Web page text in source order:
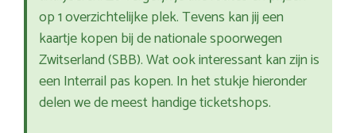
op 1 overzichtelijke plek. Tevens kan jij een
kaartje kopen bij de nationale spoorwegen
Zwitserland (SBB). Wat ook interessant kan zijn is
een Interrail pas kopen. In het stukje hieronder
delen we de meest handige ticketshops.